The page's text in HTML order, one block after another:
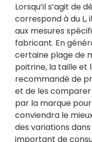
Lorsqu’il s’agit de
correspond à du L,
aux mesures
fabricant. En
certaine plage de
poitrine, la taille et
recommandé de
et de les
par la marque
conviendra le
des variations
important de